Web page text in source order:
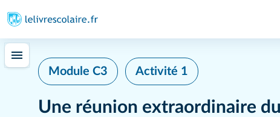
Module C3 Activité 1
Une réunion extraordinaire